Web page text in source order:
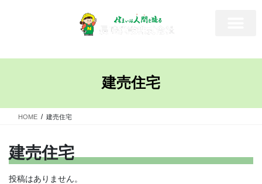
建売住宅
HOME 建売住宅
建売住宅
投稿はありません。